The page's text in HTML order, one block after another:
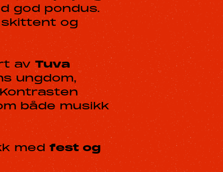
god pondus.
skittent og
av Tuva
ungdom,
både musikk
med fest og